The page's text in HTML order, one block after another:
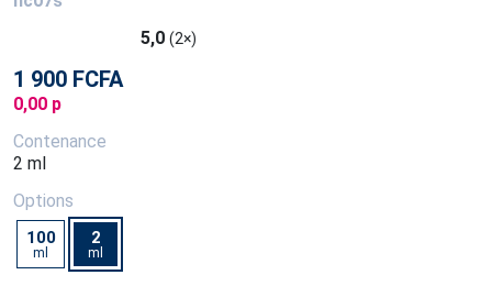
5,0 (2×)
1 900 FCFA
0,00 p
Contenance
2 ml
Options
100
ml
2
ml